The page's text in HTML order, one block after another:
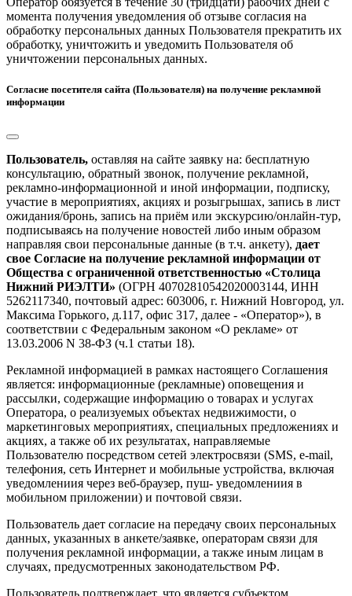
момента получения уведомления об отзыве согласия на
обработку персональных данных Пользователя прекратить их
обработку, уничтожить и уведомить Пользователя об
уничтожении персональных данных.
Согласие посетителя сайта (Пользователя) на получение рекламной
информации
Пользователь, оставляя на сайте заявку на: бесплатную
консультацию, обратный звонок, получение рекламной,
рекламно-информационной и иной информации, подписку,
участие в мероприятиях, акциях и розыгрышах, запись в лист
ожидания/бронь, запись на приём или экскурсию/онлайн-тур,
подписываясь на получение новостей либо иным образом
направляя свои персональные данные (в т.ч. анкету), дает
свое Согласие на получение рекламной информации от
Общества с ограниченной ответственностью «Столица
Нижний РИЭЛТИ» (ОГРН 40702810542020003144, ИНН
5262117340, почтовый адрес: 603006, г. Нижний Новгород, ул.
Максима Горького, д.117, офис 317, далее - «Оператор»), в
соответствии с Федеральным законом «О рекламе» от
13.03.2006 N 38-ФЗ (ч.1 статьи 18).
Рекламной информацией в рамках настоящего Соглашения
является: информационные (рекламные) оповещения и
рассылки, содержащие информацию о товарах и услугах
Оператора, о реализуемых объектах недвижимости, о
маркетинговых мероприятиях, специальных предложениях и
акциях, а также об их результатах, направляемые
Пользователю посредством сетей электросвязи (SMS, e-mail,
телефония, сеть Интернет и мобильные устройства, включая
уведомлениия через веб-браузер, пуш- уведомлениия в
мобильном приложении) и почтовой связи.
Пользователь дает согласие на передачу своих персональных
данных, указанных в анкете/заявке, операторам связи для
получения рекламной информации, а также иным лицам в
случаях, предусмотренных законодательством РФ.